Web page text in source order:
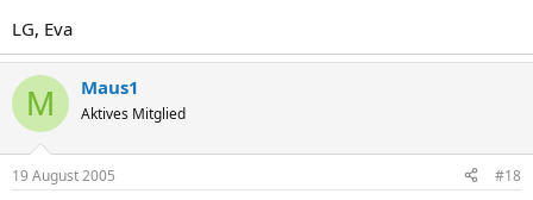
LG, Eva
M Maus1
Aktives Mitglied
19 August 2005 #18